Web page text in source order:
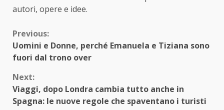
autori, opere e idee.
Continue
Reading
Previous:
Uomini e Donne, perché Emanuela e Tiziana sono
fuori dal trono over
Next:
Viaggi, dopo Londra cambia tutto anche in
Spagna: le nuove regole che spaventano i turisti